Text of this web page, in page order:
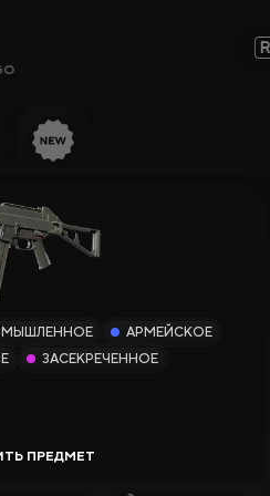
Ключевые Слова…
АРМЕЙСКОЕ
ЗАСЕКРЕЧЕННОЕ